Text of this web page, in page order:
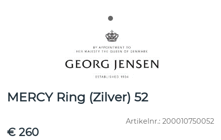
MERCY Ring (Zilver) 52
Artikelnr.: 200010750052
€ 260